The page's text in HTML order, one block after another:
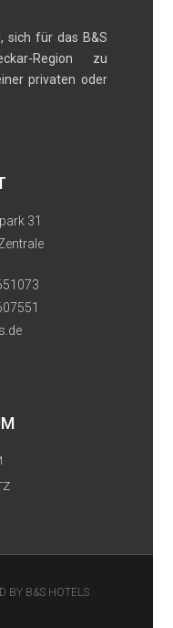
sich für das B&S
Region zu
privaten oder
31
BY B&S HOTELS